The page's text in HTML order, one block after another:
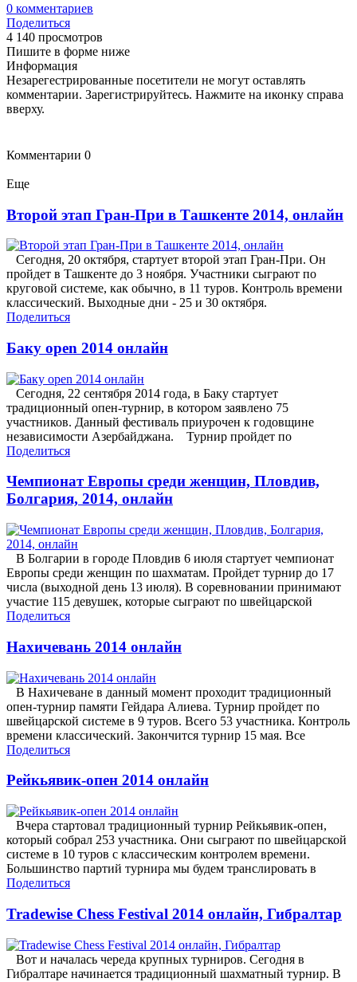
0 комментариев
Поделиться
4 140 просмотров
Пишите в форме ниже
Информация
Незарегестрированные посетители не могут оставлять
комментарии. Зарегистрируйтесь. Нажмите на иконку справа
вверху.
Комментарии 0
Еще
Второй этап Гран-При в Ташкенте 2014, онлайн
Сегодня, 20 октября, стартует второй этап Гран-При. Он
пройдет в Ташкенте до 3 ноября. Участники сыграют по
круговой системе, как обычно, в 11 туров. Контроль времени
классический. Выходные дни - 25 и 30 октября.
Поделиться
Баку open 2014 онлайн
Сегодня, 22 сентября 2014 года, в Баку стартует
традиционный опен-турнир, в котором заявлено 75
участников. Данный фестиваль приурочен к годовщине
независимости Азербайджана. Турнир пройдет по
Поделиться
Чемпионат Европы среди женщин, Пловдив,
Болгария, 2014, онлайн
В Болгарии в городе Пловдив 6 июля стартует чемпионат
Европы среди женщин по шахматам. Пройдет турнир до 17
числа (выходной день 13 июля). В соревновании принимают
участие 115 девушек, которые сыграют по швейцарской
Поделиться
Нахичевань 2014 онлайн
В Нахичеване в данный момент проходит традиционный
опен-турнир памяти Гейдара Алиева. Турнир пройдет по
швейцарской системе в 9 туров. Всего 53 участника. Контроль
времени классический. Закончится турнир 15 мая. Все
Поделиться
Рейкьявик-опен 2014 онлайн
Вчера стартовал традиционный турнир Рейкьявик-опен,
который собрал 253 участника. Они сыграют по швейцарской
системе в 10 туров с классическим контролем времени.
Большинство партий турнира мы будем транслировать в
Поделиться
Tradewise Chess Festival 2014 онлайн, Гибралтар
Вот и началась череда крупных турниров. Сегодня в
Гибралтаре начинается традиционный шахматный турнир. В